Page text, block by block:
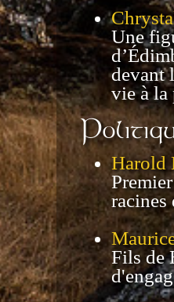
Une
devant
vie à la
Harold
Fils de